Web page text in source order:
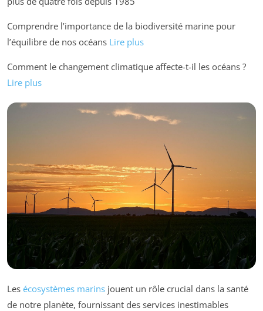
Comprendre l’importance de la biodiversité marine pour
l’équilibre de nos océans Lire plus
Comment le changement climatique affecte-t-il les océans ?
Lire plus
Les écosystèmes marins jouent un rôle crucial dans la santé
de notre planète, fournissant des services inestimables